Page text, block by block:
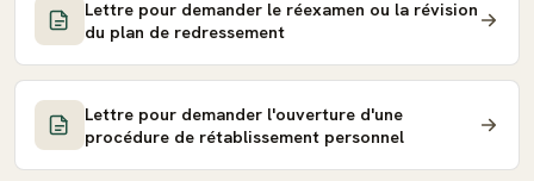
Lettre pour demander le réexamen ou la révision
du plan de redressement
Lettre pour demander l'ouverture d'une
procédure de rétablissement personnel